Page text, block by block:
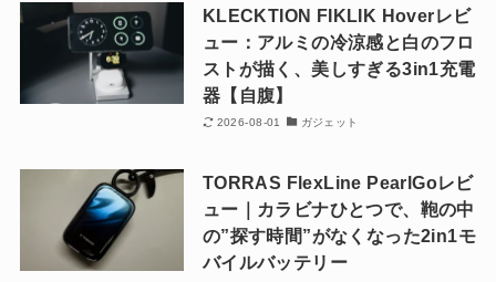
KLECKTION FIKLIK Hoverレビ
ュー：アルミの冷涼感と白のフロ
ストが描く、美しすぎる3in1充電
器【自腹】
2026-08-01 ガジェット
TORRAS FlexLine PearlGoレビ
ュー｜カラビナひとつで、鞄の中
の”探す時間”がなくなった2in1モ
バイルバッテリー